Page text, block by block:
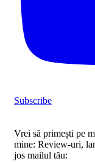
Subscribe
Vrei să primești pe
mine: Review-uri,
jos mailul tău: